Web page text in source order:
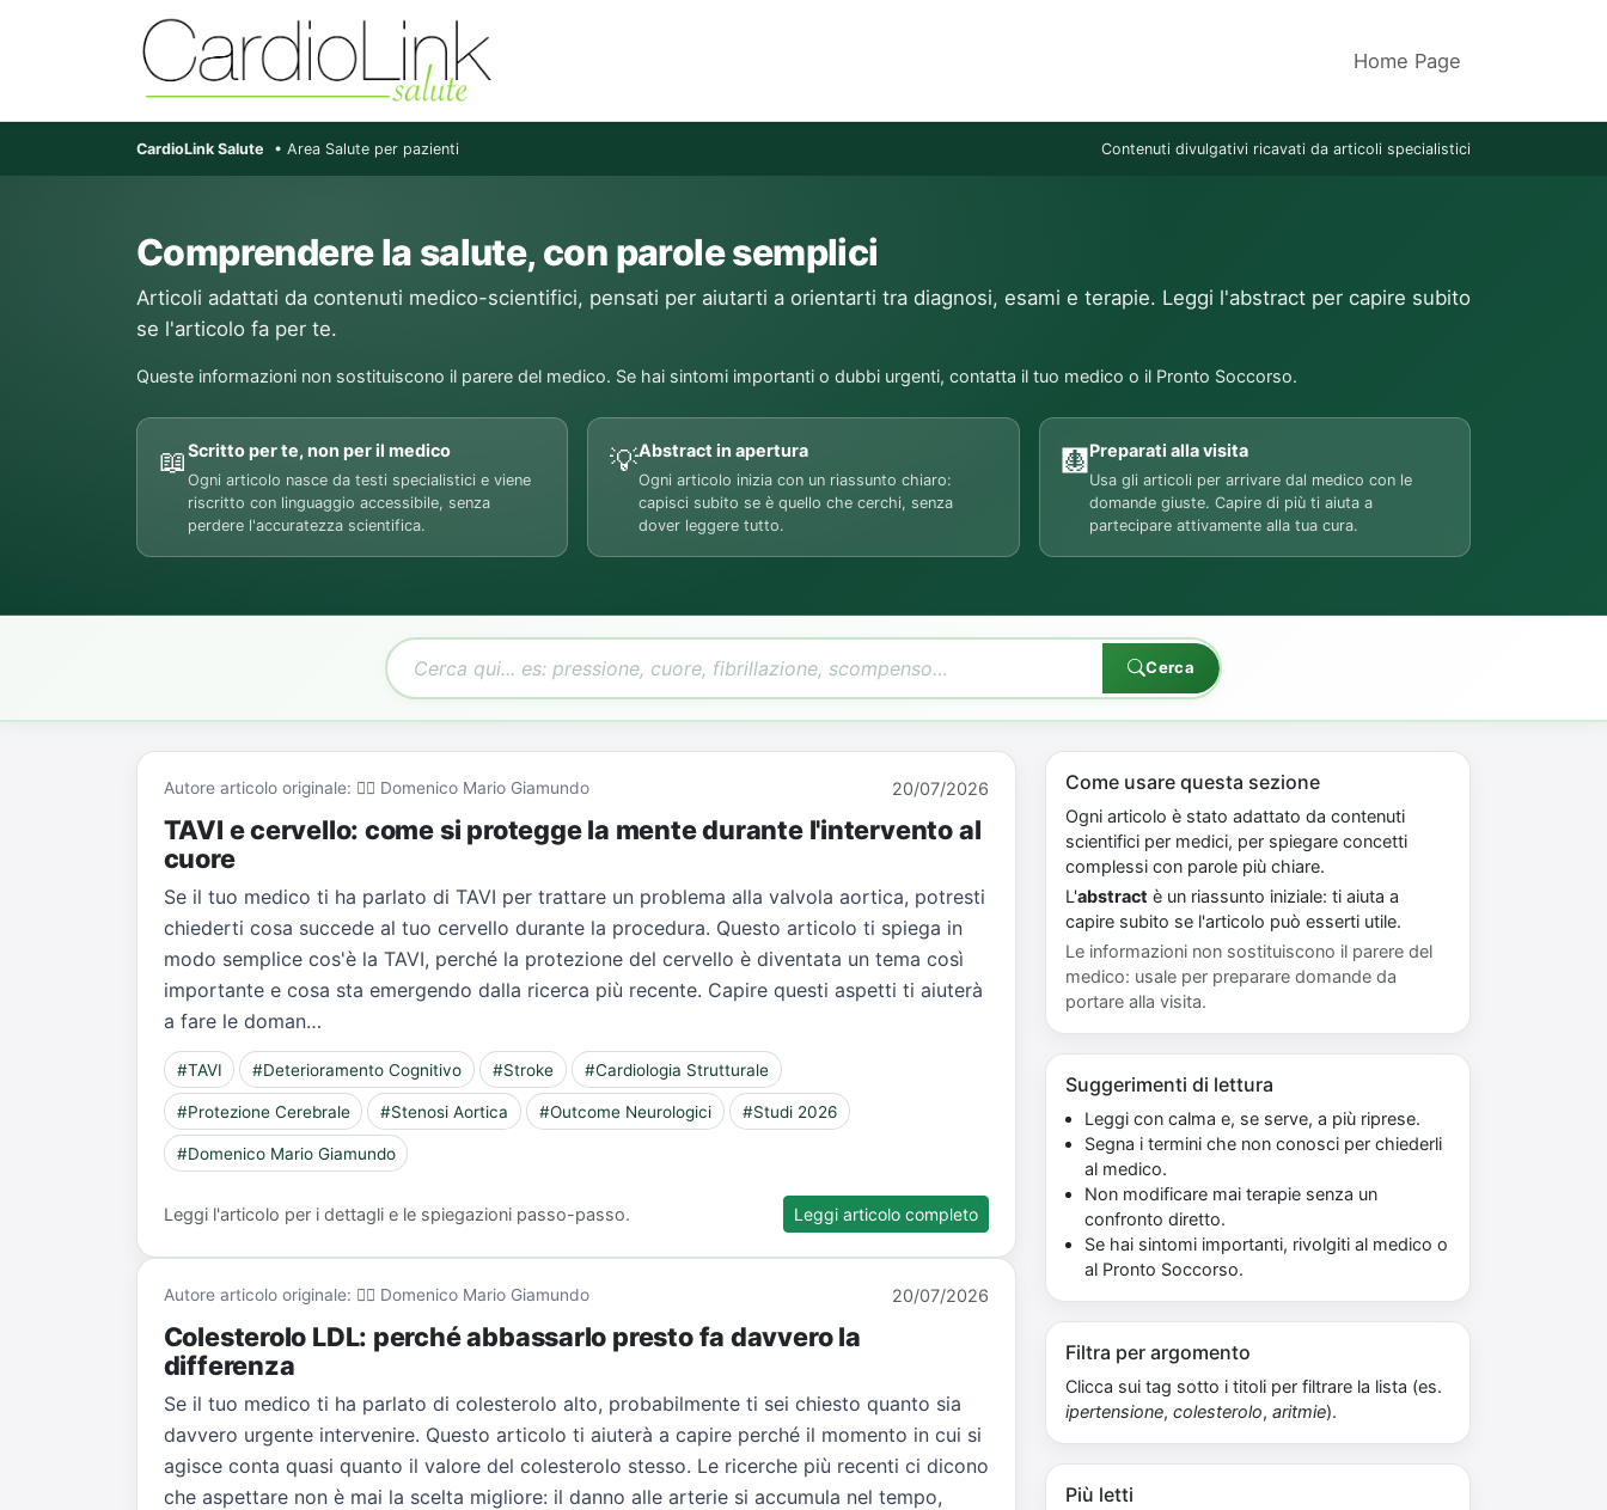
Home Page
CardioLink Salute • Area Salute per pazienti Contenuti divulgativi ricavati da articoli specialistici
Comprendere la salute, con parole semplici
Articoli adattati da contenuti medico-scientifici, pensati per aiutarti a orientarti tra diagnosi, esami e terapie. Leggi l'abstract per capire subito
se l'articolo fa per te.
Queste informazioni non sostituiscono il parere del medico. Se hai sintomi importanti o dubbi urgenti, contatta il tuo medico o il Pronto Soccorso.
📖Scritto per te, non per il medico
Ogni articolo nasce da testi specialistici e viene
riscritto con linguaggio accessibile, senza
perdere l'accuratezza scientifica.
💡Abstract in apertura
Ogni articolo inizia con un riassunto chiaro:
capisci subito se è quello che cerchi, senza
dover leggere tutto.
🩻 Preparati alla visita
Usa gli articoli per arrivare dal medico con le
domande giuste. Capire di più ti aiuta a
partecipare attivamente alla tua cura.
Cerca
Autore articolo originale: 👨‍⚕️ Domenico Mario Giamundo 20/07/2026
TAVI e cervello: come si protegge la mente durante l'intervento al
cuore
Se il tuo medico ti ha parlato di TAVI per trattare un problema alla valvola aortica, potresti
chiederti cosa succede al tuo cervello durante la procedura. Questo articolo ti spiega in
modo semplice cos'è la TAVI, perché la protezione del cervello è diventata un tema così
importante e cosa sta emergendo dalla ricerca più recente. Capire questi aspetti ti aiuterà
a fare le doman…
#TAVI #Deterioramento Cognitivo #Stroke #Cardiologia Strutturale
#Protezione Cerebrale #Stenosi Aortica #Outcome Neurologici #Studi 2026
#Domenico Mario Giamundo
Leggi l'articolo per i dettagli e le spiegazioni passo-passo. Leggi articolo completo
Autore articolo originale: 👨‍⚕️ Domenico Mario Giamundo 20/07/2026
Colesterolo LDL: perché abbassarlo presto fa davvero la
differenza
Se il tuo medico ti ha parlato di colesterolo alto, probabilmente ti sei chiesto quanto sia
davvero urgente intervenire. Questo articolo ti aiuterà a capire perché il momento in cui si
agisce conta quasi quanto il valore del colesterolo stesso. Le ricerche più recenti ci dicono
che aspettare non è mai la scelta migliore: il danno alle arterie si accumula nel tempo,
Come usare questa sezione
Ogni articolo è stato adattato da contenuti
scientifici per medici, per spiegare concetti
complessi con parole più chiare.
L'abstract è un riassunto iniziale: ti aiuta a
capire subito se l'articolo può esserti utile.
Le informazioni non sostituiscono il parere del
medico: usale per preparare domande da
portare alla visita.
Suggerimenti di lettura
Leggi con calma e, se serve, a più riprese.
Segna i termini che non conosci per chiederli
al medico.
Non modificare mai terapie senza un
confronto diretto.
Se hai sintomi importanti, rivolgiti al medico o
al Pronto Soccorso.
Filtra per argomento
Clicca sui tag sotto i titoli per filtrare la lista (es.
ipertensione, colesterolo, aritmie).
Più letti